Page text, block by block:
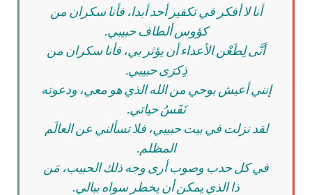
أنا لا أفكر في تكفير أحد أبدا، فأنا سكران من
كؤوس ألطاف حبيبي.
أنَّى لِطَعْن الأعداء أن يؤثر بي، فأنا سكران من
ذِكرَى حبيبي.
إنني أعيش بوحي من الله الذي هو معي، ودعوته
نَفَسُ حياتي.
لقد نزلت في بيت حبيبي، فلا تسألني عن العالَم
المظلم.
في كل حدب وصوب أرى وجه ذلك الحبيب، مَن
ذا الذي يمكن أن يخطر سواه ببالي.